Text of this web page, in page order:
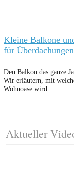
Kleine Balkone
für Überdachungen
Den Balkon das ganze
Wir erläutern, mit
Wohnoase wird.
Aktueller